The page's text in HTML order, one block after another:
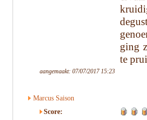
ging
te
aangemaakt: 07/07/2017 15:23
Marcus Saison
Score: